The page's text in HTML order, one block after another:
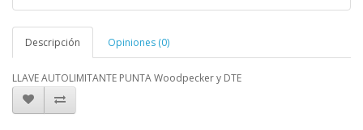
Descripción Opiniones (0)
LLAVE AUTOLIMITANTE PUNTA Woodpecker y DTE